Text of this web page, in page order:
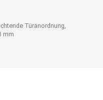
Türanordnung,
mm